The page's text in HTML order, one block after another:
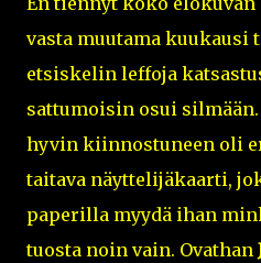
vasta muutama kuukausi
etsiskelin leffoja
sattumoisin osui
hyvin kiinnostuneen oli
taitava näyttelijäkaarti,
paperilla myydä ihan
tuosta noin vain. Ovathan